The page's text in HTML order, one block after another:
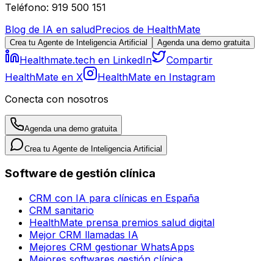
Teléfono: 919 500 151
Blog de IA en saludPrecios de HealthMate
Crea tu Agente de Inteligencia Artificial Agenda una demo gratuita
Healthmate.tech en LinkedIn
Compartir
HealthMate en X
HealthMate en Instagram
Conecta con nosotros
Agenda una demo gratuita
Crea tu Agente de Inteligencia Artificial
Software de gestión clínica
CRM con IA para clínicas en España
CRM sanitario
HealthMate prensa premios salud digital
Mejor CRM llamadas IA
Mejores CRM gestionar WhatsApps